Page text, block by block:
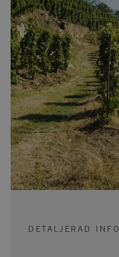
DETALJERAD INFO